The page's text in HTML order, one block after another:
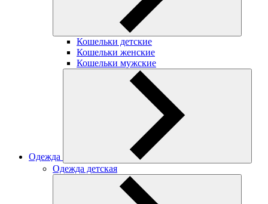
Кошельки детские
Кошельки женские
Кошельки мужские
Одежда
Одежда детская